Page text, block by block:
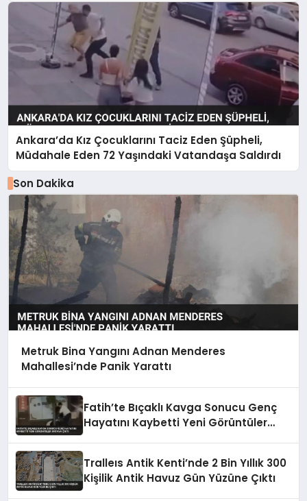
Ankara’da Kız Çocuklarını Taciz Eden Şüpheli,
Müdahale Eden 72 Yaşındaki Vatandaşa Saldırdı
Son Dakika
Metruk Bina Yangını Adnan Menderes
Mahallesi’nde Panik Yarattı
Fatih’te Bıçaklı Kavga Sonucu Genç
Hayatını Kaybetti Yeni Görüntüler
Tralleıs Antik Kenti’nde 2 Bin Yıllık 300
Kişilik Antik Havuz Gün Yüzüne Çıktı